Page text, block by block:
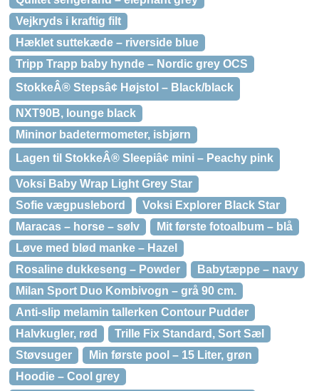
Vejkryds i kraftig filt
Hæklet suttekæde – riverside blue
Tripp Trapp baby hynde – Nordic grey OCS
StokkeÂ® Stepsâ¢ Højstol – Black/black
NXT90B, lounge black
Mininor badetermometer, isbjørn
Lagen til StokkeÂ® Sleepiâ¢ mini – Peachy pink
Voksi Baby Wrap Light Grey Star
Sofie vægpuslebord
Voksi Explorer Black Star
Maracas – horse – sølv
Mit første fotoalbum – blå
Løve med blød manke – Hazel
Rosaline dukkeseng – Powder
Babytæppe – navy
Milan Sport Duo Kombivogn – grå 90 cm.
Anti-slip melamin tallerken Contour Pudder
Halvkugler, rød
Trille Fix Standard, Sort Sæl
Støvsuger
Min første pool – 15 Liter, grøn
Hoodie – Cool grey